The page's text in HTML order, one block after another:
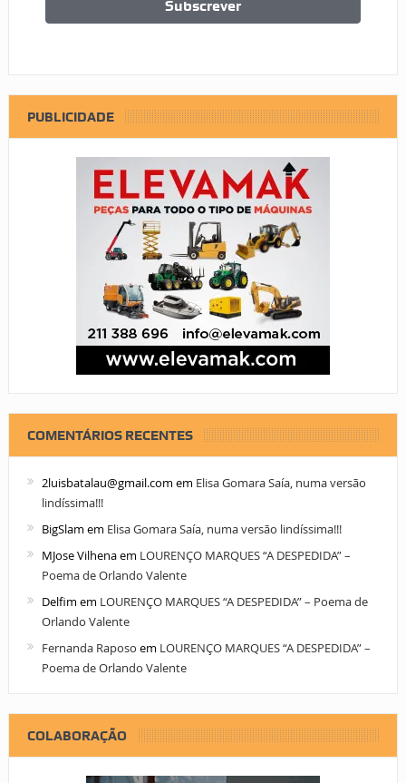
PUBLICIDADE
COMENTÁRIOS RECENTES
2luisbatalau@gmail.com em Elisa Gomara Saía, numa versão
lindíssima!!!
BigSlam em Elisa Gomara Saía, numa versão lindíssima!!!
MJose Vilhenaem LOURENÇO MARQUES “A DESPEDIDA” –
Poema de Orlando Valente
Delfim em LOURENÇO MARQUES “A DESPEDIDA” – Poema de
Orlando Valente
Fernanda Raposo em LOURENÇO MARQUES “A DESPEDIDA” –
Poema de Orlando Valente
COLABORAÇÃO